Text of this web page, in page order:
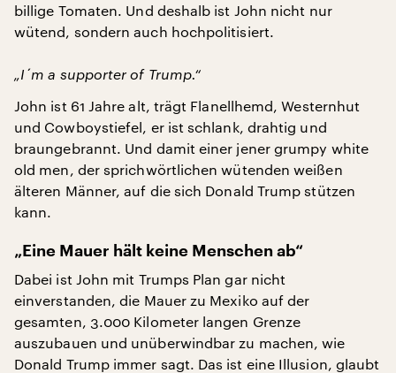
billige Tomaten. Und deshalb ist John nicht nur
wütend, sondern auch hochpolitisiert.
„I´m a supporter of Trump.“
John ist 61 Jahre alt, trägt Flanellhemd, Westernhut
und Cowboystiefel, er ist schlank, drahtig und
braungebrannt. Und damit einer jener grumpy white
old men, der sprichwörtlichen wütenden weißen
älteren Männer, auf die sich Donald Trump stützen
kann.
„Eine Mauer hält keine Menschen ab“
Dabei ist John mit Trumps Plan gar nicht
einverstanden, die Mauer zu Mexiko auf der
gesamten, 3.000 Kilometer langen Grenze
auszubauen und unüberwindbar zu machen, wie
Donald Trump immer sagt. Das ist eine Illusion, glaubt